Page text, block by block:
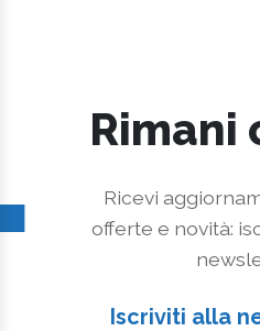
Rimani
Ricevi
offerte e novità:
Iscriviti alla